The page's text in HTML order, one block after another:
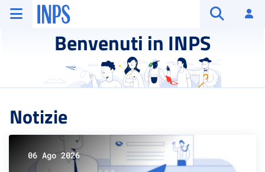
Vai al menu principale
Vai al contenuto principale
Vai al pie' di pagina
INPS ()
Benvenuti in INPS
Notizie
06 Ago 2026